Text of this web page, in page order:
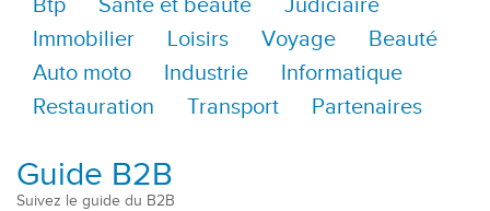
Btp
Santé et beauté
Judiciaire
Immobilier
Loisirs Voyage
Beauté
Auto moto
Industrie
Informatique
Restauration
Transport Partenaires
Guide B2B
Suivez le guide du B2B